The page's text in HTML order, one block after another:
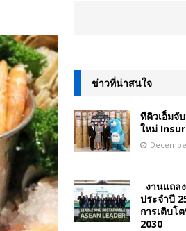
ข่าวที่น่าสนใจ
ทีคิวเอ็มจั
ใหม่
งานแถล
ประจำปี
การเติบโ
2030